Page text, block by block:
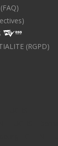
(RGPD)